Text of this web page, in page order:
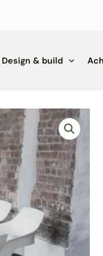
Design & build